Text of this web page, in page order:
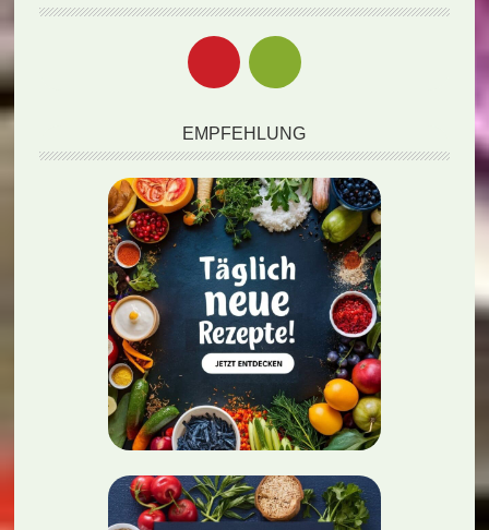
EMPFEHLUNG